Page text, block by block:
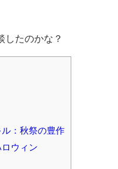
したのかな？
：秋祭の豊作
ウィン